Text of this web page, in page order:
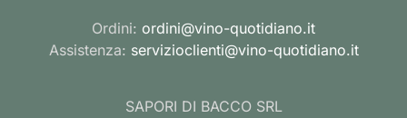
Ordini: ordini@vino-quotidiano.it
Assistenza: servizioclienti@vino-quotidiano.it
SAPORI DI BACCO SRL